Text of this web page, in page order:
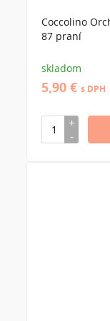
Coccolino
87 praní
skladom
5,90 € s DPH